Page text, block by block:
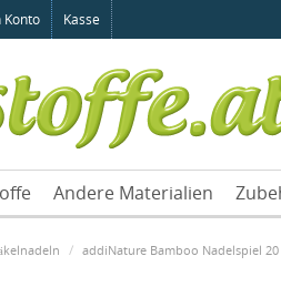
Konto Kasse
Andere Materialien
addiNature Bamboo Nadelspiel 20